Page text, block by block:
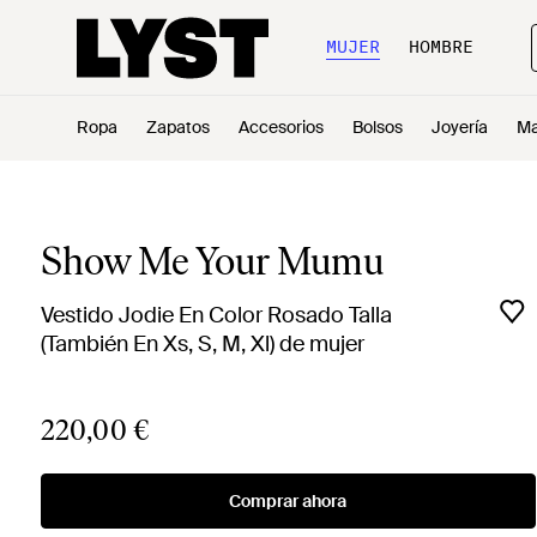
MUJER HOMBRE
Ropa Zapatos Accesorios Bolsos Joyería
Show Me Your Mumu
Vestido Jodie En Color Rosado Talla
(También En Xs, S, M, Xl) de mujer
220,00 €
Comprar ahora